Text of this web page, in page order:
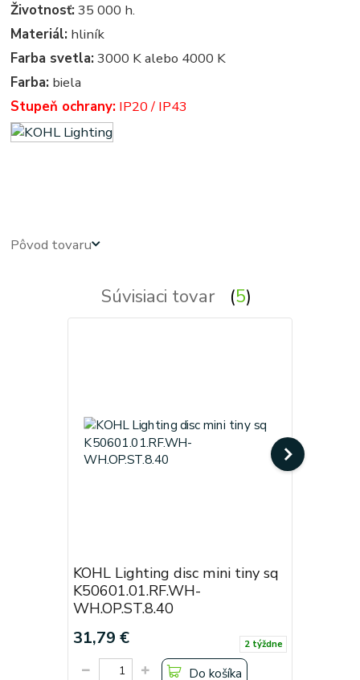
Životnosť: 35 000 h.
Materiál: hliník
Farba svetla: 3000 K alebo 4000 K
Farba: biela
Stupeň ochrany: IP20 / IP43
Pôvod tovaru
Súvisiaci tovar 5
KOHL Lighting disc mini tiny sq
K50601.01.RF.WH-
WH.OP.ST.8.40
31,79 € 2 týždne
Do košíka